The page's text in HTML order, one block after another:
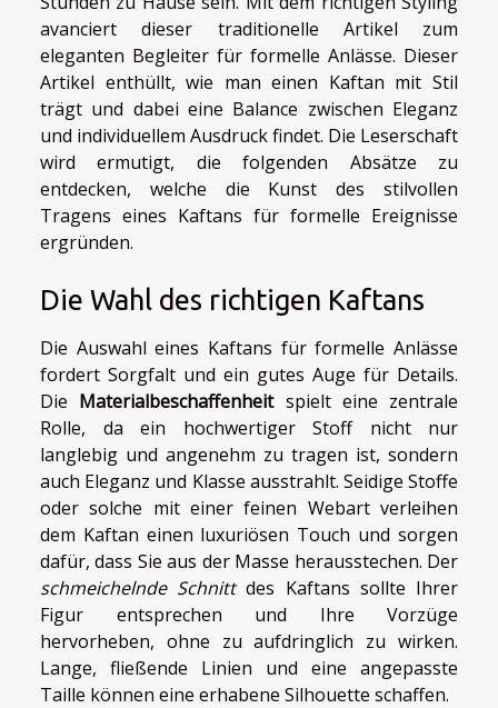
avanciert dieser traditionelle Artikel zum
eleganten Begleiter für formelle Anlässe. Dieser
Artikel enthüllt, wie man einen Kaftan mit Stil
trägt und dabei eine Balance zwischen Eleganz
und individuellem Ausdruck findet. Die Leserschaft
wird ermutigt, die folgenden Absätze zu
entdecken, welche die Kunst des stilvollen
Tragens eines Kaftans für formelle Ereignisse
ergründen.
Die Wahl des richtigen Kaftans
Die Auswahl eines Kaftans für formelle Anlässe
fordert Sorgfalt und ein gutes Auge für Details.
Die Materialbeschaffenheitspielt eine zentrale
Rolle, da ein hochwertiger Stoff nicht nur
langlebig und angenehm zu tragen ist, sondern
auch Eleganz und Klasse ausstrahlt. Seidige Stoffe
oder solche mit einer feinen Webart verleihen
dem Kaftan einen luxuriösen Touch und sorgen
dafür, dass Sie aus der Masse herausstechen. Der
schmeichelnde Schnittdes Kaftans sollte Ihrer
Figur entsprechen und Ihre Vorzüge
hervorheben, ohne zu aufdringlich zu wirken.
Lange, fließende Linien und eine angepasste
Taille können eine erhabene Silhouette schaffen.